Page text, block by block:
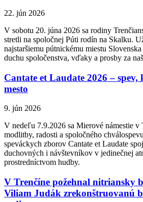
22. jún 2026
V sobotu 20. júna 2026 sa rodiny
stretli na spoločnej Púti rodín na Skalku.
najstaršiemu pútnickému miestu
duchu spoločenstva, vďaky a prosby za
Cantate et Laudate 2026 –
mesto
9. jún 2026
V nedeľu 7.9.2026 sa Mierové námestie v
modlitby, radosti a spoločného
speváckych zborov Cantate et Laudate
duchovných i návštevníkov v jedinečnej
prostredníctvom hudby.
V Trenčíne požehnal nitriansky
Viliam Judák zrekonštruovanú